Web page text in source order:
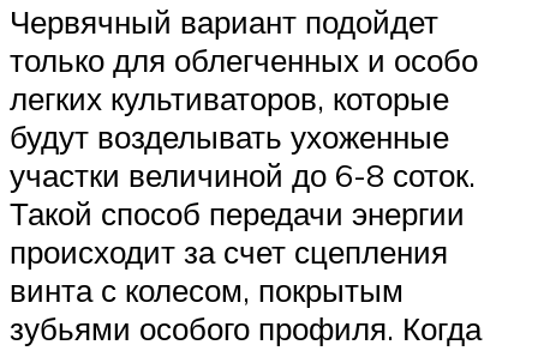
Червячный вариант подойдет
только для облегченных и особо
легких культиваторов, которые
будут возделывать ухоженные
участки величиной до 6-8 соток.
Такой способ передачи энергии
происходит за счет сцепления
винта с колесом, покрытым
зубьями особого профиля. Когда